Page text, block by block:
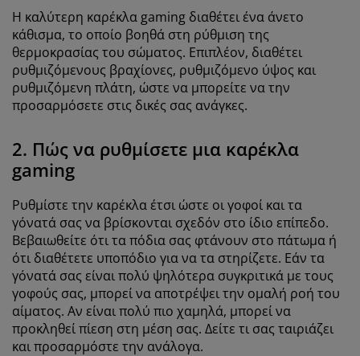
Η καλύτερη καρέκλα gaming διαθέτει ένα άνετο
κάθισμα, το οποίο βοηθά στη ρύθμιση της
θερμοκρασίας του σώματος. Επιπλέον, διαθέτει
ρυθμιζόμενους βραχίονες, ρυθμιζόμενο ύψος και
ρυθμιζόμενη πλάτη, ώστε να μπορείτε να την
προσαρμόσετε στις δικές σας ανάγκες.
2. Πώς να ρυθμίσετε μια καρέκλα
gaming
Ρυθμίστε την καρέκλα έτσι ώστε οι γοφοί και τα
γόνατά σας να βρίσκονται σχεδόν στο ίδιο επίπεδο.
Βεβαιωθείτε ότι τα πόδια σας φτάνουν στο πάτωμα ή
ότι διαθέτετε υποπόδιο για να τα στηρίζετε. Εάν τα
γόνατά σας είναι πολύ ψηλότερα συγκριτικά με τους
γοφούς σας, μπορεί να αποτρέψει την ομαλή ροή του
αίματος. Αν είναι πολύ πιο χαμηλά, μπορεί να
προκληθεί πίεση στη μέση σας. Δείτε τι σας ταιριάζει
και προσαρμόστε την ανάλογα.